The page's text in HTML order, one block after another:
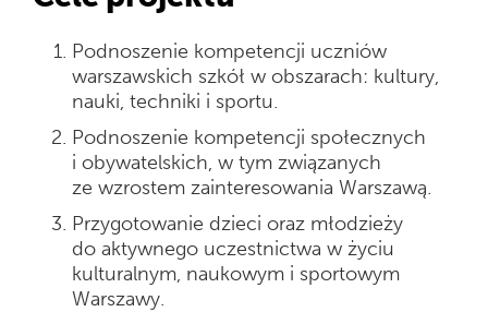
Podnoszenie kompetencji uczniów
warszawskich szkół w obszarach: kultury,
nauki, techniki i sportu.
Podnoszenie kompetencji społecznych
i obywatelskich, w tym związanych
ze wzrostem zainteresowania Warszawą.
Przygotowanie dzieci oraz młodzieży
do aktywnego uczestnictwa w życiu
kulturalnym, naukowym i sportowym
Warszawy.